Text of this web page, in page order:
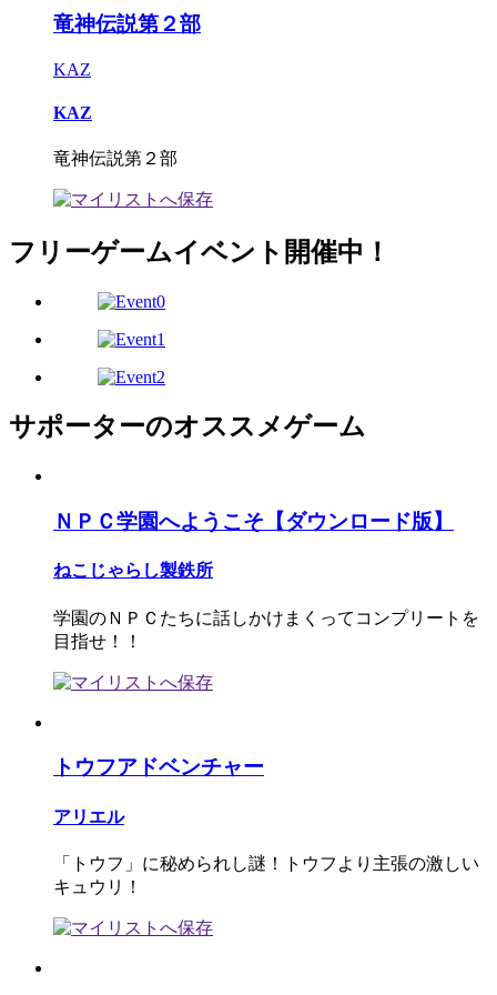
竜神伝説第２部
KAZ
KAZ
竜神伝説第２部
フリーゲームイベント開催中！
サポーターのオススメゲーム
ＮＰＣ学園へようこそ【ダウンロード版】
ねこじゃらし製鉄所
学園のＮＰＣたちに話しかけまくってコンプリートを
目指せ！！
トウフアドベンチャー
アリエル
「トウフ」に秘められし謎！トウフより主張の激しい
キュウリ！